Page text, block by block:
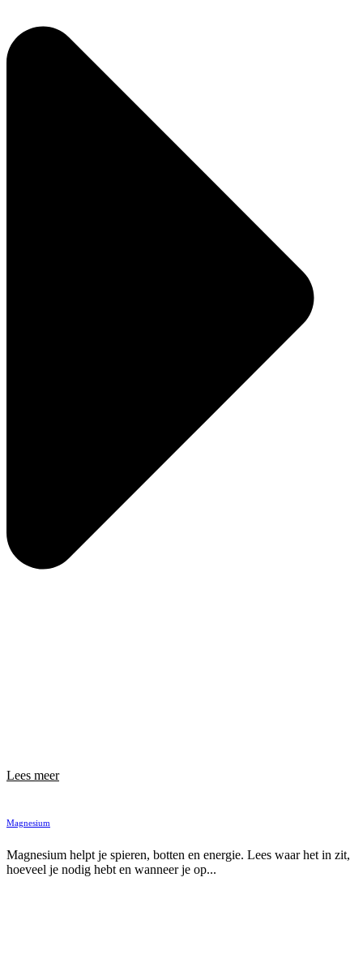
Lees meer
Magnesium
Magnesium helpt je spieren, botten en energie. Lees waar het in zit,
hoeveel je nodig hebt en wanneer je op...